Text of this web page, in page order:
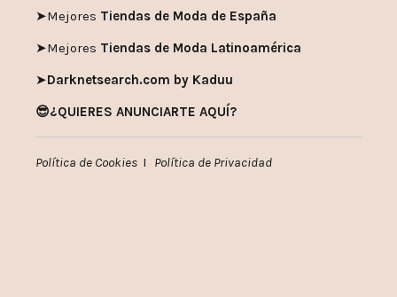
➤ Crea tu Blog
de Moda
➤ Tendencias
SS22
➤ Revistas
de Moda
➤MejoresTiendas de Moda de España
➤MejoresTiendas de Moda Latinoamérica
➤Darknetsearch.com by Kaduu